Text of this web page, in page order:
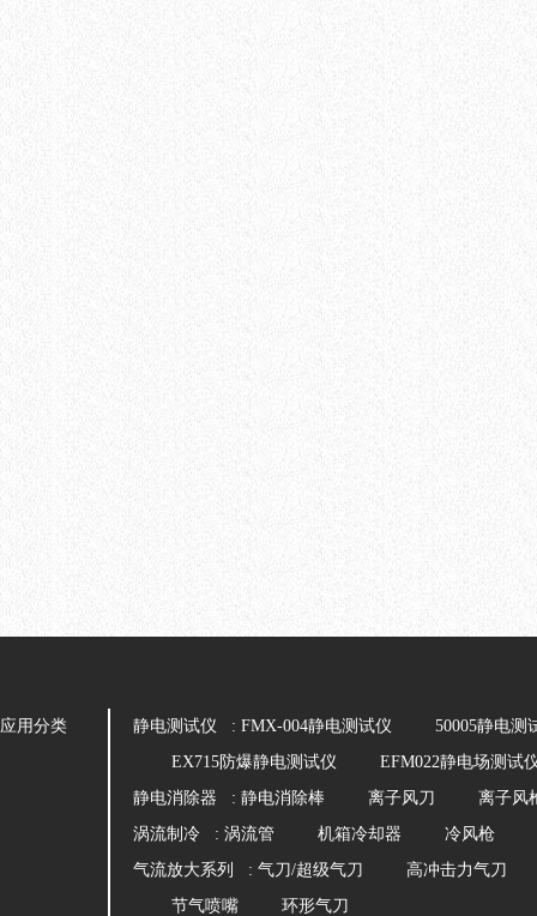
应用分类 静电测试仪 : FMX-004静电测试仪
50005静电测
EX715防爆静电测试仪
EFM022静电场测试
静电消除器 : 静电消除棒 离子风刀
离子风
涡流制冷 : 涡流管 机箱冷却器
冷风枪
气流放大系列 : 气刀/超级气刀
高冲击力气刀
节气喷嘴
环形气刀